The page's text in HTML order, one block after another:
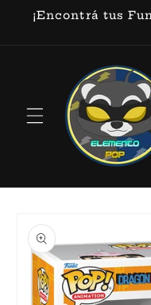
directamente
¡Encontrá tus
información
del producto